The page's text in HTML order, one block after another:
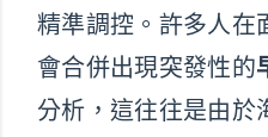
精準調控。許多人在
會合併出現突發性的
分析，這往往是由於